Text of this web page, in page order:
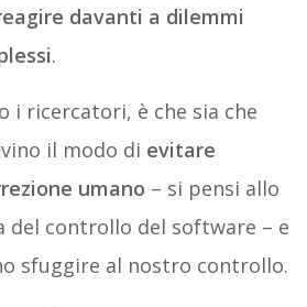
davanti a dilemmi
.
i ricercatori, è che sia che
il modo di evitare
umano – si pensi allo
del controllo del software – e
sfuggire al nostro controllo.